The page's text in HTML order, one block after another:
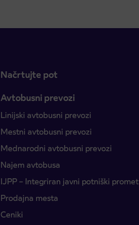
Načrtujte pot
Avtobusni prevozi
Linijski avtobusni prevozi
Mestni avtobusni prevozi
Mednarodni avtobusni prevozi
Najem avtobusa
IJPP – Integriran javni potniški promet
Prodajna mesta
Ceniki